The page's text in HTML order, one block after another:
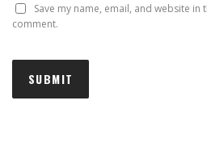
Save my name, email, and website
comment.